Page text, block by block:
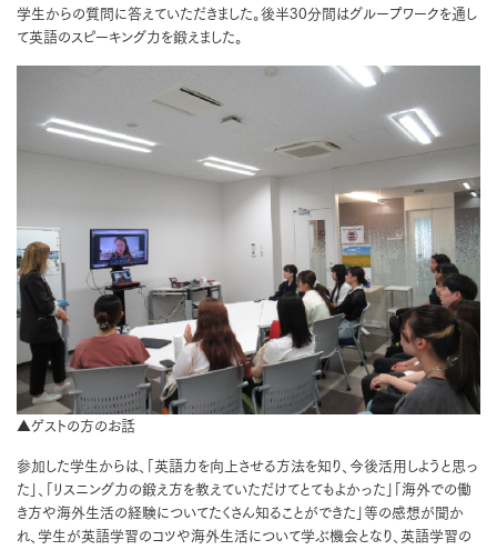
学生からの質問に答えていただきました。後半30分間はグループワークを通し
て英語のスピーキング力を鍛えました。
▲ゲストの方のお話
参加した学生からは、「英語力を向上させる方法を知り、今後活用しようと思っ
た」、「リスニング力の鍛え方を教えていただけてとてもよかった」「海外での働
き方や海外生活の経験についてたくさん知ることができた」等の感想が聞か
れ、学生が英語学習のコツや海外生活について学ぶ機会となり、英語学習の